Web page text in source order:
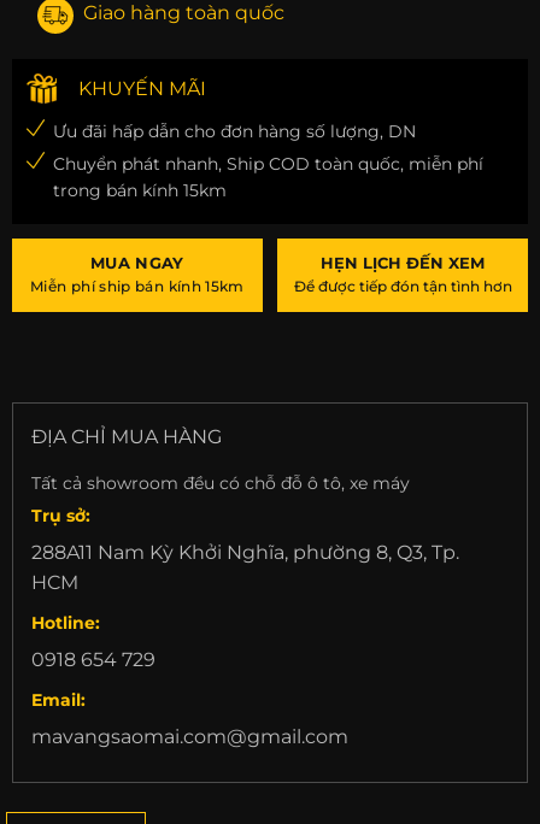
Giao hàng toàn quốc
KHUYẾN MÃI
Ưu đãi hấp dẫn cho đơn hàng số lượng, DN
Chuyển phát nhanh, Ship COD toàn quốc, miễn phí
trong bán kính 15km
MUA NGAY
Miễn phí ship bán kính 15km
HẸN LỊCH ĐẾN XEM
Để được tiếp đón tận tình hơn
ĐỊA CHỈ MUA HÀNG
Tất cả showroom đều có chỗ đỗ ô tô, xe máy
Trụ sở:
288A11 Nam Kỳ Khởi Nghĩa, phường 8, Q3, Tp.
HCM
Hotline:
0918 654 729
Email:
mavangsaomai.com@gmail.com